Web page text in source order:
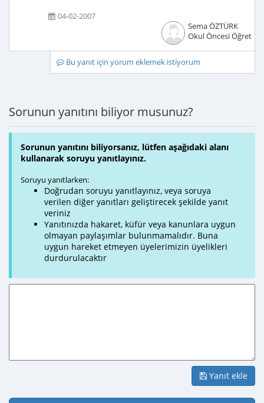
04-02-2007
Sema ÖZTÜRK
Okul Öncesi
Bu yanıt için yorum eklemek istiyorum
Sorunun yanıtını biliyor musunuz?
Sorunun yanıtını biliyorsanız, lütfen aşağıdaki alanı
kullanarak soruyu yanıtlayınız.
Soruyu yanıtlarken:
Doğrudan soruyu yanıtlayınız, veya soruya
verilen diğer yanıtları geliştirecek şekilde yanıt
veriniz
Yanıtınızda hakaret, küfür veya kanunlara uygun
olmayan paylaşımlar bulunmamalıdır. Buna
uygun hareket etmeyen üyelerimizin üyelikleri
durdurulacaktır
Yanıt ekle